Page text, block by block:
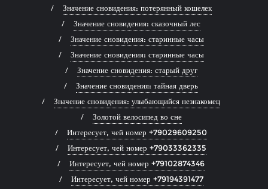
Значение сновидения: потерянный кошелек
Значение сновидения: сказочный лес
Значение сновидения: старинные часы
Значение сновидения: старинные часы
Значение сновидения: старый друг
Значение сновидения: тайная дверь
Значение сновидения: улыбающийся незнакомец
Золотой велосипед во сне
Интересует, чей номер +79029609250
Интересует, чей номер +79033362335
Интересует, чей номер +79102874346
Интересует, чей номер +79194391477